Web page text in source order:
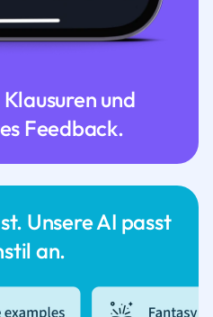
Unsere AI passt
an.
und
Feedback.